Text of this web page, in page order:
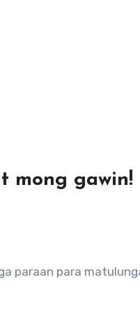
mong gawin!